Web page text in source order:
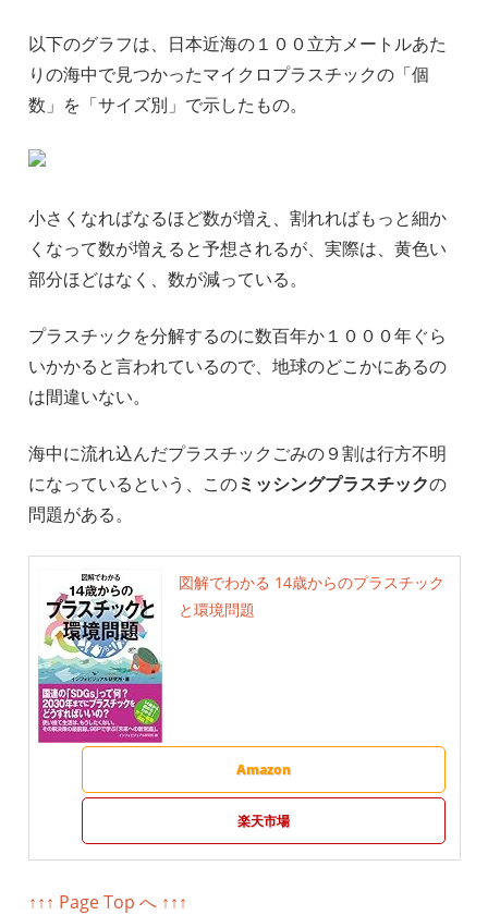
以下のグラフは、日本近海の１００立方メートルあた
りの海中で見つかったマイクロプラスチックの「個
数」を「サイズ別」で示したもの。
小さくなればなるほど数が増え、割れればもっと細か
くなって数が増えると予想されるが、実際は、黄色い
部分ほどはなく、数が減っている。
プラスチックを分解するのに数百年か１０００年ぐら
いかかると言われているので、地球のどこかにあるの
は間違いない。
海中に流れ込んだプラスチックごみの９割は行方不明
になっているという、このミッシングプラスチックの
問題がある。
図解でわかる 14歳からのプラスチック
と環境問題
Amazon
楽天市場
↑↑↑ Page Top へ ↑↑↑